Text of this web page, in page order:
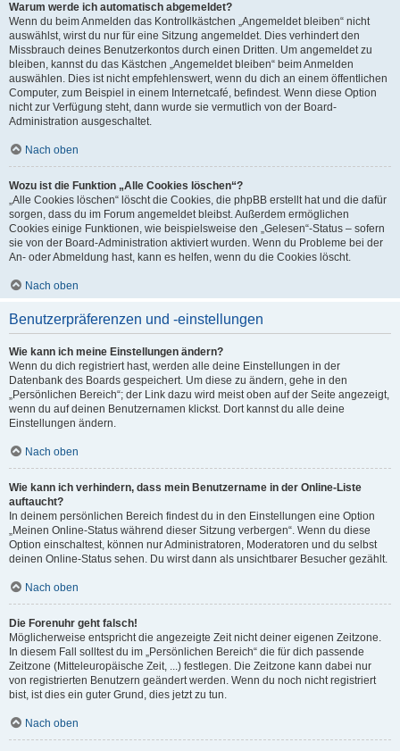
Warum werde ich automatisch abgemeldet?
Wenn du beim Anmelden das Kontrollkästchen „Angemeldet bleiben“ nicht
auswählst, wirst du nur für eine Sitzung angemeldet. Dies verhindert den
Missbrauch deines Benutzerkontos durch einen Dritten. Um angemeldet zu
bleiben, kannst du das Kästchen „Angemeldet bleiben“ beim Anmelden
auswählen. Dies ist nicht empfehlenswert, wenn du dich an einem öffentlichen
Computer, zum Beispiel in einem Internetcafé, befindest. Wenn diese Option
nicht zur Verfügung steht, dann wurde sie vermutlich von der Board-
Administration ausgeschaltet.
Nach oben
Wozu ist die Funktion „Alle Cookies löschen“?
„Alle Cookies löschen“ löscht die Cookies, die phpBB erstellt hat und die dafür
sorgen, dass du im Forum angemeldet bleibst. Außerdem ermöglichen
Cookies einige Funktionen, wie beispielsweise den „Gelesen“-Status – sofern
sie von der Board-Administration aktiviert wurden. Wenn du Probleme bei der
An- oder Abmeldung hast, kann es helfen, wenn du die Cookies löscht.
Nach oben
Benutzerpräferenzen und -einstellungen
Wie kann ich meine Einstellungen ändern?
Wenn du dich registriert hast, werden alle deine Einstellungen in der
Datenbank des Boards gespeichert. Um diese zu ändern, gehe in den
„Persönlichen Bereich“; der Link dazu wird meist oben auf der Seite angezeigt,
wenn du auf deinen Benutzernamen klickst. Dort kannst du alle deine
Einstellungen ändern.
Nach oben
Wie kann ich verhindern, dass mein Benutzername in der Online-Liste
auftaucht?
In deinem persönlichen Bereich findest du in den Einstellungen eine Option
„Meinen Online-Status während dieser Sitzung verbergen“. Wenn du diese
Option einschaltest, können nur Administratoren, Moderatoren und du selbst
deinen Online-Status sehen. Du wirst dann als unsichtbarer Besucher gezählt.
Nach oben
Die Forenuhr geht falsch!
Möglicherweise entspricht die angezeigte Zeit nicht deiner eigenen Zeitzone.
In diesem Fall solltest du im „Persönlichen Bereich“ die für dich passende
Zeitzone (Mitteleuropäische Zeit, ...) festlegen. Die Zeitzone kann dabei nur
von registrierten Benutzern geändert werden. Wenn du noch nicht registriert
bist, ist dies ein guter Grund, dies jetzt zu tun.
Nach oben